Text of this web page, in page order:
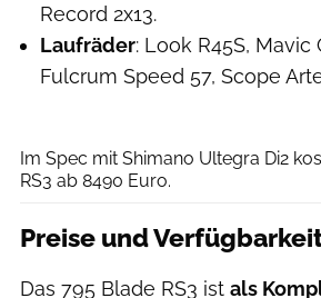
Record 2x13.
Laufräder: Look R45S, Mavic
Fulcrum Speed 57, Scope
Im Spec mit Shimano Ultegra Di2
RS3 ab 8490 Euro.
Preise und
Das 795 Blade RS3 ist als